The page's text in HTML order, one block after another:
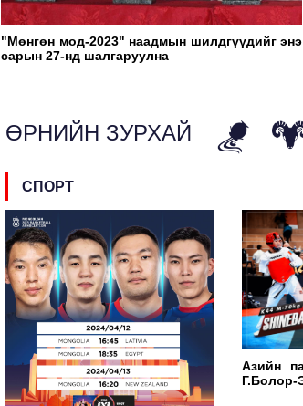
"Мөнгөн мод-2023" наадмын шилдгүүдийг энэ
сарын 27-нд шалгаруулна
ӨРНИЙН ЗУРХАЙ
СПОРТ
Азийн